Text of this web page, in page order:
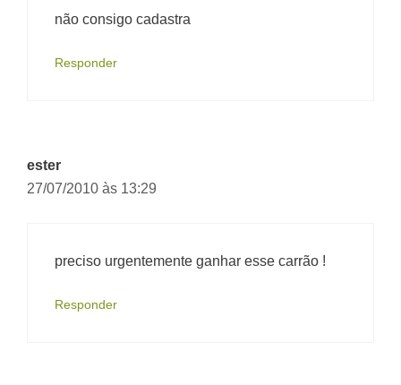
não consigo cadastra
Responder
ester
27/07/2010 às 13:29
preciso urgentemente ganhar esse carrão !
Responder